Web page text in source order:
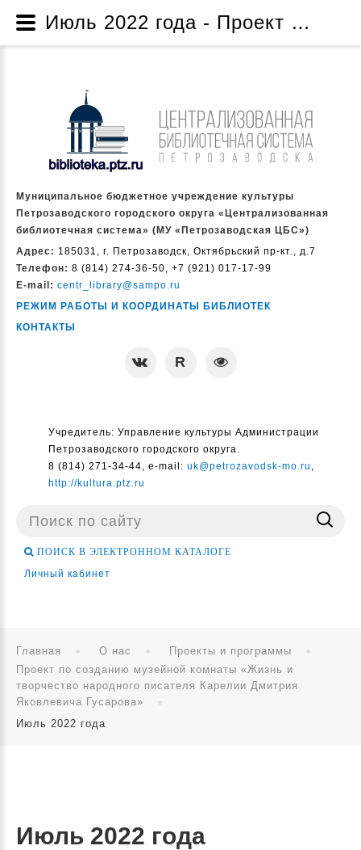
Муниципальное бюджетное учреждение культуры
Петрозаводского городского округа «Централизованная
библиотечная система» (МУ «Петрозаводская ЦБС»)
Адрес: 185031, г. Петрозаводск, Октябрьский пр-кт., д.7
Телефон: 8 (814) 274-36-50, +7 (921) 017-17-99
E-mail: centr_library@sampo.ru
РЕЖИМ РАБОТЫ И КООРДИНАТЫ БИБЛИОТЕК
КОНТАКТЫ
Учредитель: Управление культуры Администрации
Петрозаводского городского округа.
8 (814) 271-34-44, e-mail: uk@petrozavodsk-mo.ru ,
http://kultura.ptz.ru
Поиск
ПОИСК В ЭЛЕКТРОННОМ КАТАЛОГЕ
Личный кабинет
Главная О нас
Проекты и программы
Проект по созданию музейной комнаты «Жизнь и
творчество народного писателя Карелии Дмитрия
Яковлевича Гусарова»
Июль 2022 года
Июль 2022 года
Июль 2022 года - Проект по созданию музейной комнаты «Жизнь и творчество народного писателя Карелии Дмитрия Яковлевича Гусарова» - Проекты и программы - О нас - Муниципальное бюджетное учреждение культуры Петрозаводского городского округа «Централизованная библиотечная система» (МУ «Петрозаводская ЦБС»)